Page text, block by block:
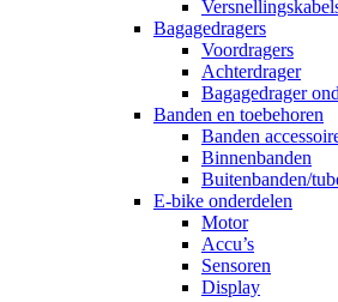
Bagagedragers
Voordragers
Achterdrager
Bagagedrager
Banden en toebehoren
Banden
Binnenbanden
Buitenbanden/
E-bike onderdelen
Motor
Accu’s
Sensoren
Display